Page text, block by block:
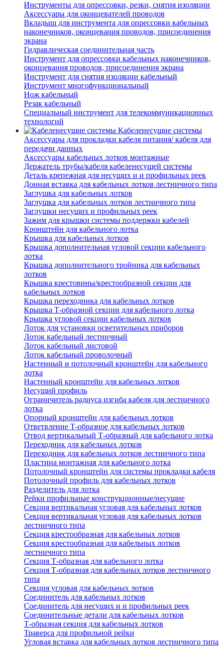
Инструменты для опрессовки, резки, снятия изоляции
Аксессуары для оконцевателей проводов
Вкладыш для инструмента для опрессовки кабельных
наконечников, оконцевания проводов, присоединения
экрана
Гидравлическая соединительная часть
Инструмент для опрессовки кабельных наконечников,
оконцевания проводов, присоединения экрана
Инструмент для снятия изоляции кабельный
Инструмент многофункциональный
Нож кабельный
Резак кабельный
Специальный инструмент для телекоммуникационных
технологий
Кабеленесущие системы
Аксессуары для прокладки кабеля питания/ кабеля для
передачи данных
Аксессуары кабельных лотков монтажные
Держатель трубы/кабеля кабеленесущей системы
Деталь крепежная для несущих и и профильных реек
Донная вставка для кабельных лотков лестничного типа
Заглушка для кабельных лотков
Заглушка для кабельных лотков лестничного типа
Заглушки несущих и профильных реек
Зажим для крышки системы поддержки кабелей
Кронштейн для кабельного лотка
Крышка для кабельных лотков
Крышка дополнительная угловой секции кабельного
лотка
Крышка дополнительного тройника для кабельных
лотков
Крышка крестовины/крестообразной секции для
кабельных лотков
Крышка переходника для кабельных лотков
Крышка Т-образной секции для кабельного лотка
Крышка угловой секции кабельных лотков
Лоток для установки осветительных приборов
Лоток кабельный лестничный
Лоток кабельный листовой
Лоток кабельный проволочный
Настенный и потолочный кронштейн для кабельного
лотка
Настенный кронштейн для кабельных лотков
Несущий профиль
Ограничитель радиуса изгиба кабеля для лестничного
лотка
Опорный кронштейн для кабельных лотков
Ответвление Т-образное для кабельных лотков
Отвод вертикальный Т-образный для кабельного лотка
Переходник для кабельных лотков
Переходник для кабельных лотков лестничного типа
Пластина монтажная для кабельного лотка
Потолочный кронштейн для системы прокладки кабеля
Потолочный профиль для кабельных лотков
Разделитель для лотка
Рейки профильные конструкционные/несущие
Секция вертикальная угловая для кабельных лотков
Секция вертикальная угловая для кабельных лотков
лестничного типа
Секция крестообразная для кабельных лотков
Секция крестообразная для кабельных лотков
лестничного типа
Секция Т-образная для кабельного лотка
Секция Т-образная для кабельных лотков лестничного
типа
Секция угловая для кабельных лотков
Соединитель для кабельных лотков
Соединитель для несущих и и профильных реек
Соединительные детали для кабельных лотков
Т-образная секция для кабельных лотков
Траверса для профильной рейки
Угловая вставка для кабельных лотков лестничного типа